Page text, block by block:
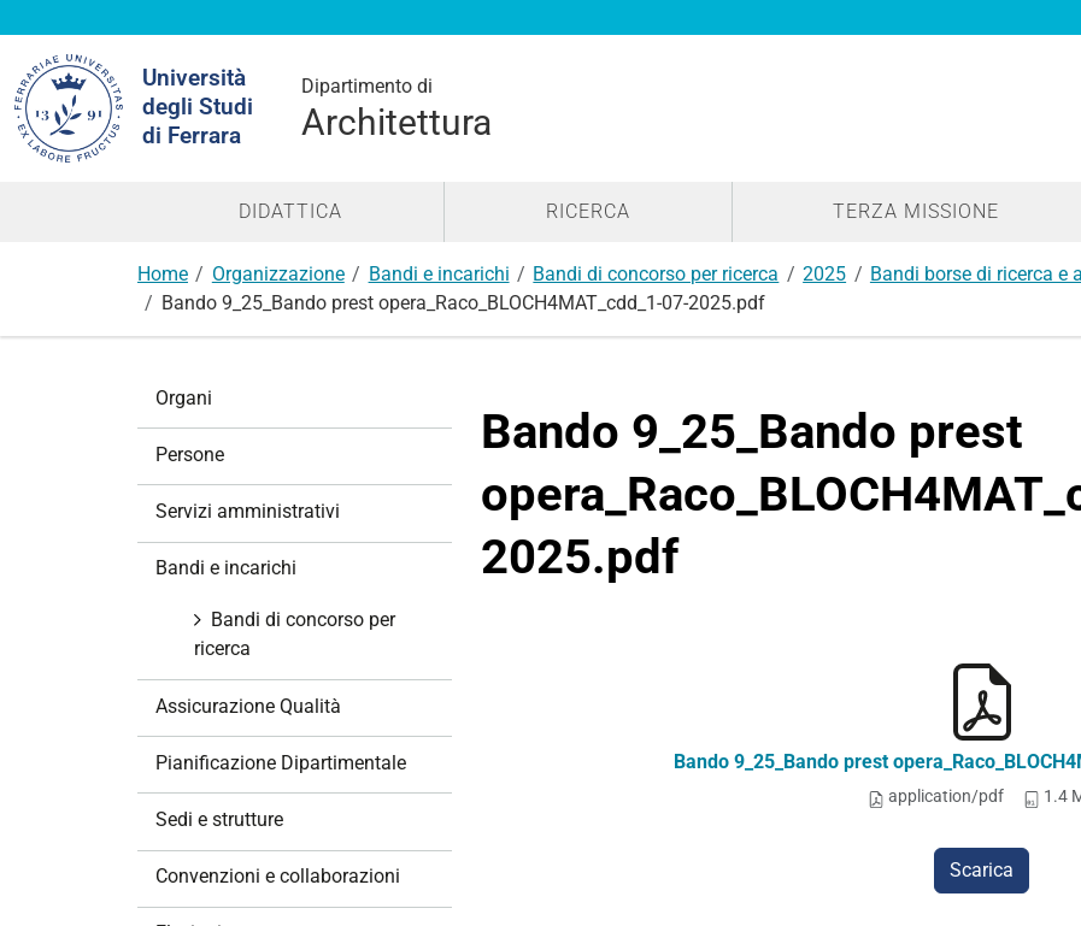
Università
degli Studi
di Ferrara
Dipartimento di
Architettura
nel
sito
DIDATTICA RICERCA TERZA MISSIONE
Home Organizzazione Bandi e incarichi Bandi di concorso per ricerca 2025 Bandi borse di ricerca e
Bando 9_25_Bando prest opera_Raco_BLOCH4MAT_cdd_1-07-2025.pdf
Bando 9_25_Bando prest
2025.pdf
Bando 9_25_Bando prest
application/pdf 1.4
Scarica
e
Organi
Persone
Servizi amministrativi
Bandi e incarichi
Bandi di concorso per
ricerca
Assicurazione Qualità
Pianificazione Dipartimentale
Sedi e strutture
Convenzioni e collaborazioni